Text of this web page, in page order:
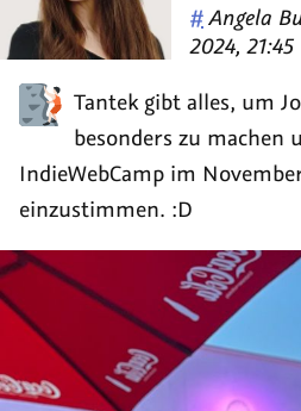
Tantek gibt alles, um
besonders zu machen
IndieWebCamp im
einzustimmen. :D
#
von
Angela
2024, 21:45